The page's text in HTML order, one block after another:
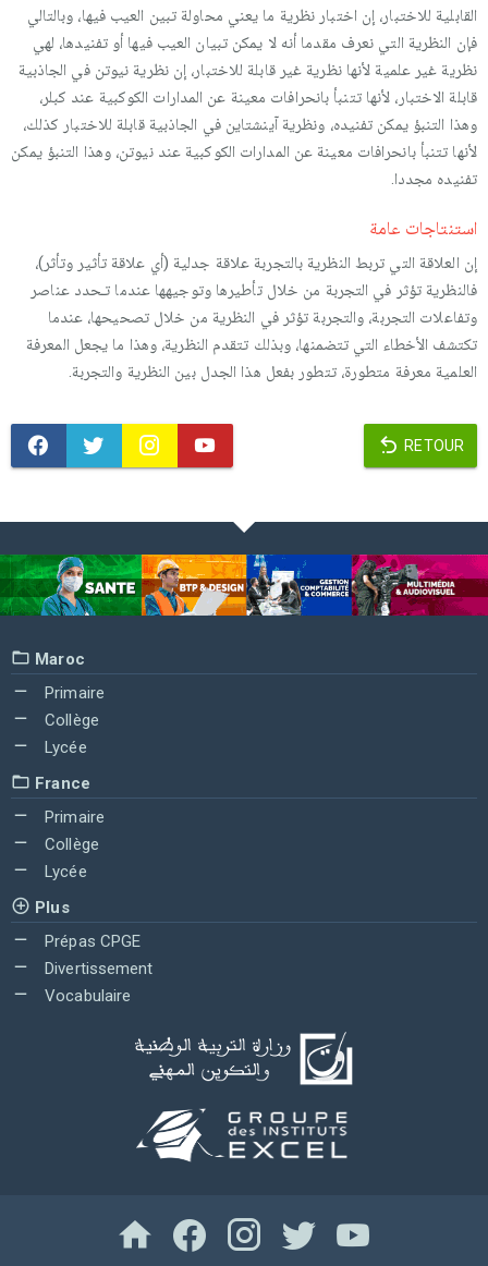
القابلية للاختبار، إن اختبار نظرية ما يعني محاولة تبين العيب فيها، وبالتالي
فإن النظرية التي نعرف مقدما أنه لا يمكن تبيان العيب فيها أو تفنيدها، لهي
نظرية غير علمية لأنها نظرية غير قابلة للاختبار، إن نظرية نيوتن في الجاذبية
قابلة الاختبار، لأنها تتنبأ بانحرافات معينة عن المدارات الكوكبية عند كبلر،
وهذا التنبؤ يمكن تفنيده، ونظرية آينشتاين في الجاذبية قابلة للاختبار كذلك،
لأنها تتنبأ بانحرافات معينة عن المدارات الكوكبية عند نيوتن، وهذا التنبؤ يمكن
تفنيده مجددا.
استنتاجات عامة
إن العلاقة التي تربط النظرية بالتجربة علاقة جدلية (أي علاقة تأثير وتأثر)،
فالنظرية تؤثر في التجربة من خلال تأطيرها وتوجيهها عندما تـحدد عناصر
وتفاعلات التجربة، والتجربة تؤثر في النظرية من خلال تصحيحها، عندما
تكتشف الأخطاء التي تتضمنها، وبذلك تتقدم النظرية، وهذا ما يجعل المعرفة
العلمية معرفة متطورة، تتطور بفعل هذا الجدل بين النظرية والتجربة.
RETOUR
Maroc
Primaire
Collège
Lycée
France
Primaire
Collège
Lycée
Plus
Prépas CPGE
Divertissement
Vocabulaire